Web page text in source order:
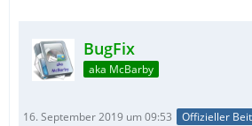
BugFix
aka McBarby
16. September 2019 um 09:53 Offizieller